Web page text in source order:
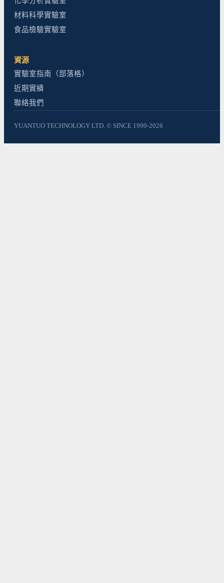
材料科學實驗室
食品檢驗實驗室
資源
實驗室指南（部落格）
近期實績
聯絡我們
YUANTUO TECHNOLOGY LTD. © SINCE 1990-2026